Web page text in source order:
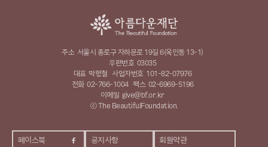
페이스북 공지사항 회원약관
주소 서울시 종로구 자하문로 19길 6(옥인동 13-1)
우편번호 03035
대표 박형철 사업자번호 101-82-07976
전화 02-766-1004 팩스 02-6969-5196
이메일 give@bf.or.kr
ⓒ The BeautifulFoundation.